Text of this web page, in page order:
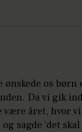
os børn
Da vi gik
være året, hvor vi
sagde ‘det skal